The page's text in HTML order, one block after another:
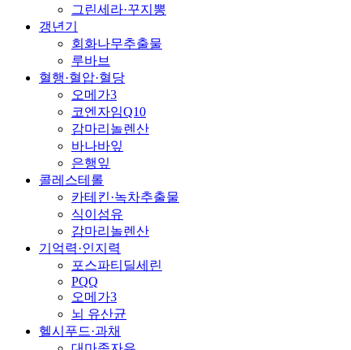
그린세라·꾸지뽕
갱년기
회화나무추출물
루바브
혈행·혈압·혈당
오메가3
코엔자임Q10
감마리놀렌산
바나바잎
은행잎
콜레스테롤
카테킨·녹차추출물
식이섬유
감마리놀렌산
기억력·인지력
포스파티딜세린
PQQ
오메가3
뇌 유산균
헬시푸드·과채